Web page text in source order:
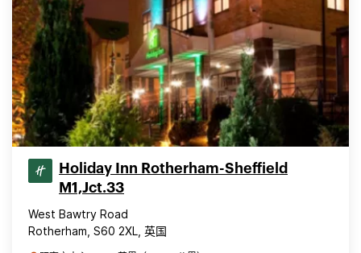
Holiday Inn Rotherham-Sheffield
M1,Jct.33
West Bawtry Road
Rotherham, S60 2XL, 英国